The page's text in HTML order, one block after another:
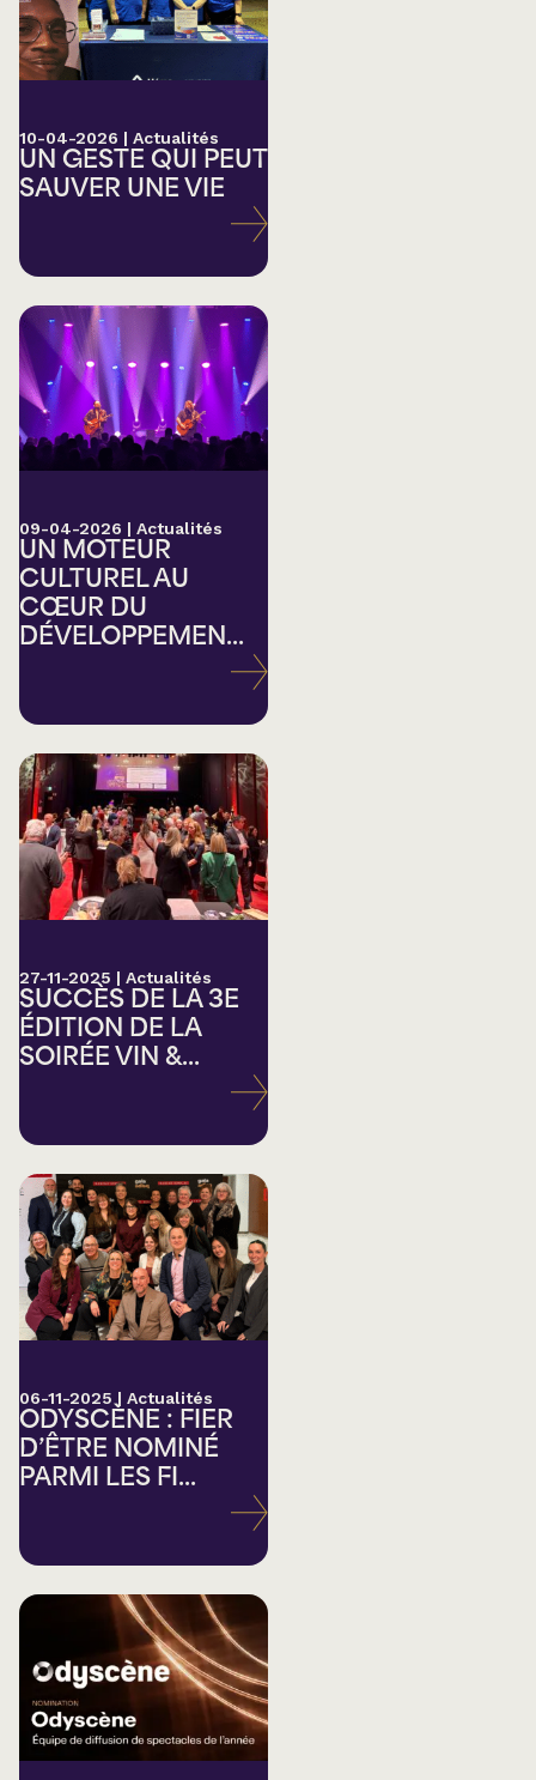
10-04-2026 | Actualités
UN GESTE QUI PEUT
SAUVER UNE VIE
09-04-2026 | Actualités
UN MOTEUR
CULTUREL AU
CŒUR DU
DÉVELOPPEMEN...
27-11-2025 | Actualités
SUCCÈS DE LA 3E
ÉDITION DE LA
SOIRÉE VIN &...
06-11-2025 | Actualités
ODYSCÈNE : FIER
D’ÊTRE NOMINÉ
PARMI LES FI...